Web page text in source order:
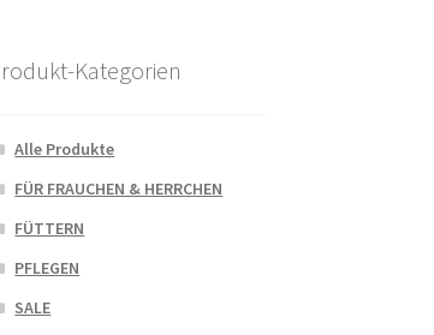
Kategorien
Alle Produkte
FÜR FRAUCHEN & HERRCHEN
FÜTTERN
PFLEGEN
SALE